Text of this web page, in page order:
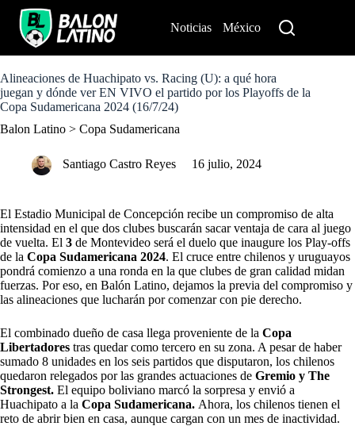
o
c
o
t
Noticias México
Alineaciones de Huachipato vs. Racing (U): a qué hora
juegan y dónde ver EN VIVO el partido por los Playoffs de la
Copa Sudamericana 2024 (16/7/24)
Balon Latino > Copa Sudamericana
Santiago Castro Reyes 16 julio, 2024
El Estadio Municipal de Concepción recibe un compromiso de alta
intensidad en el que dos clubes buscarán sacar ventaja de cara al juego
de vuelta. El 3 de Montevideo será el duelo que inaugure los Play-offs
de la Copa Sudamericana 2024. El cruce entre chilenos y uruguayos
pondrá comienzo a una ronda en la que clubes de gran calidad midan
fuerzas. Por eso, en Balón Latino, dejamos la previa del compromiso y
las alineaciones que lucharán por comenzar con pie derecho.
El combinado dueño de casa llega proveniente de la Copa
Libertadores tras quedar como tercero en su zona. A pesar de haber
sumado 8 unidades en los seis partidos que disputaron, los chilenos
quedaron relegados por las grandes actuaciones de Gremio y The
Strongest. El equipo boliviano marcó la sorpresa y envió a
Huachipato a la Copa Sudamericana. Ahora, los chilenos tienen el
reto de abrir bien en casa, aunque cargan con un mes de inactividad.